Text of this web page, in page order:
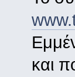
και